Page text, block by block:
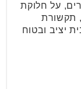
על חלוקת
תקשורת
יציב ובטוח